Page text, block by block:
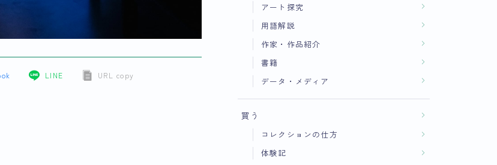
LINE URL copy
アート探究
用語解説
作家・作品紹介
書籍
データ・メディア
買う
コレクションの仕方
体験記